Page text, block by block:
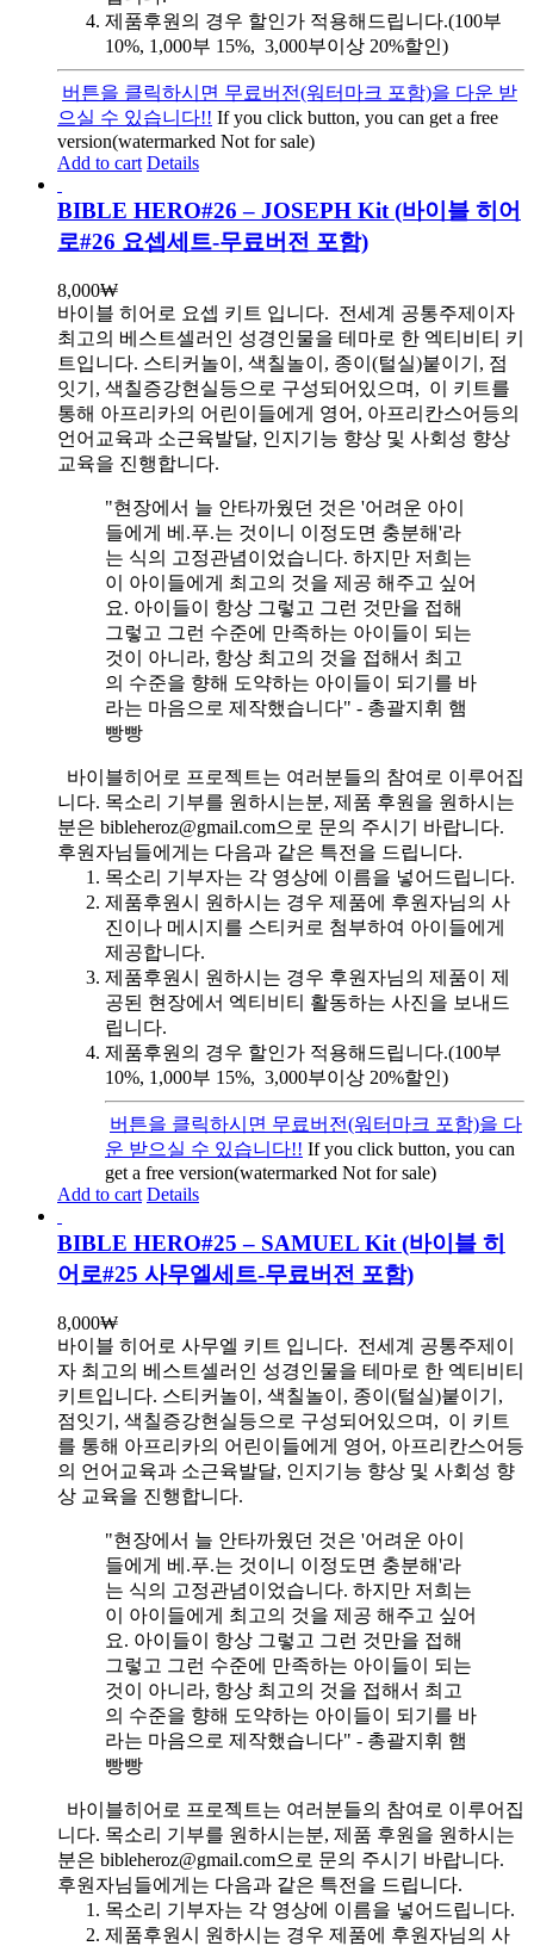
제품후원의 경우 할인가 적용해드립니다.(100부
10%, 1,000부 15%, 3,000부이상 20%할인)
버튼을 클릭하시면 무료버전(워터마크 포함)을 다운 받
으실 수 있습니다!! If you click button, you can get a free
version(watermarked Not for sale)
Add to cart Details
BIBLE HERO#26 – JOSEPH Kit (바이블 히어
로#26 요셉세트-무료버전 포함)
8,000₩
바이블 히어로 요셉 키트 입니다. 전세계 공통주제이자
최고의 베스트셀러인 성경인물을 테마로 한 엑티비티 키
트입니다. 스티커놀이, 색칠놀이, 종이(털실)붙이기, 점
잇기, 색칠증강현실등으로 구성되어있으며, 이 키트를
통해 아프리카의 어린이들에게 영어, 아프리칸스어등의
언어교육과 소근육발달, 인지기능 향상 및 사회성 향상
교육을 진행합니다.
"현장에서 늘 안타까웠던 것은 '어려운 아이
들에게 베.푸.는 것이니 이정도면 충분해'라
는 식의 고정관념이었습니다. 하지만 저희는
이 아이들에게 최고의 것을 제공 해주고 싶어
요. 아이들이 항상 그렇고 그런 것만을 접해
그렇고 그런 수준에 만족하는 아이들이 되는
것이 아니라, 항상 최고의 것을 접해서 최고
의 수준을 향해 도약하는 아이들이 되기를 바
라는 마음으로 제작했습니다" - 총괄지휘 햄
빵빵
바이블히어로 프로젝트는 여러분들의 참여로 이루어집
니다. 목소리 기부를 원하시는분, 제품 후원을 원하시는
분은 bibleheroz@gmail.com으로 문의 주시기 바랍니다.
후원자님들에게는 다음과 같은 특전을 드립니다.
목소리 기부자는 각 영상에 이름을 넣어드립니다.
제품후원시 원하시는 경우 제품에 후원자님의 사
진이나 메시지를 스티커로 첨부하여 아이들에게
제공합니다.
제품후원시 원하시는 경우 후원자님의 제품이 제
공된 현장에서 엑티비티 활동하는 사진을 보내드
립니다.
제품후원의 경우 할인가 적용해드립니다.(100부
10%, 1,000부 15%, 3,000부이상 20%할인)
버튼을 클릭하시면 무료버전(워터마크 포함)을 다
운 받으실 수 있습니다!! If you click button, you can
get a free version(watermarked Not for sale)
Add to cart Details
BIBLE HERO#25 – SAMUEL Kit (바이블 히
어로#25 사무엘세트-무료버전 포함)
8,000₩
바이블 히어로 사무엘 키트 입니다. 전세계 공통주제이
자 최고의 베스트셀러인 성경인물을 테마로 한 엑티비티
키트입니다. 스티커놀이, 색칠놀이, 종이(털실)붙이기,
점잇기, 색칠증강현실등으로 구성되어있으며, 이 키트
를 통해 아프리카의 어린이들에게 영어, 아프리칸스어등
의 언어교육과 소근육발달, 인지기능 향상 및 사회성 향
상 교육을 진행합니다.
"현장에서 늘 안타까웠던 것은 '어려운 아이
들에게 베.푸.는 것이니 이정도면 충분해'라
는 식의 고정관념이었습니다. 하지만 저희는
이 아이들에게 최고의 것을 제공 해주고 싶어
요. 아이들이 항상 그렇고 그런 것만을 접해
그렇고 그런 수준에 만족하는 아이들이 되는
것이 아니라, 항상 최고의 것을 접해서 최고
의 수준을 향해 도약하는 아이들이 되기를 바
라는 마음으로 제작했습니다" - 총괄지휘 햄
빵빵
바이블히어로 프로젝트는 여러분들의 참여로 이루어집
니다. 목소리 기부를 원하시는분, 제품 후원을 원하시는
분은 bibleheroz@gmail.com으로 문의 주시기 바랍니다.
후원자님들에게는 다음과 같은 특전을 드립니다.
목소리 기부자는 각 영상에 이름을 넣어드립니다.
제품후원시 원하시는 경우 제품에 후원자님의 사